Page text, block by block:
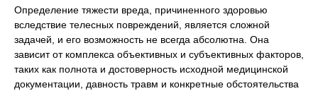
Определение тяжести вреда, причиненного здоровью
вследствие телесных повреждений, является сложной
задачей, и его возможность не всегда абсолютна. Она
зависит от комплекса объективных и субъективных факторов,
таких как полнота и достоверность исходной медицинской
документации, давность травм и конкретные обстоятельства